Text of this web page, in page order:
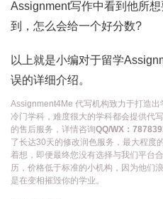
Assignment写作中看到他所
到，怎么会给一个好分数?
以上就是小编对于留学
误的详细介绍。
Assignment4Me 代写机构致力于打造
冷门学科，难度很大的学科都会提供代
的售后服务，详情咨询QQ/WX：
了长达30天的修改润色服务，最大程度
着想，即便最终您没有选择与我们平台
历，价格低于标准的小机构，因为他们
是在变相摧毁你的学业。